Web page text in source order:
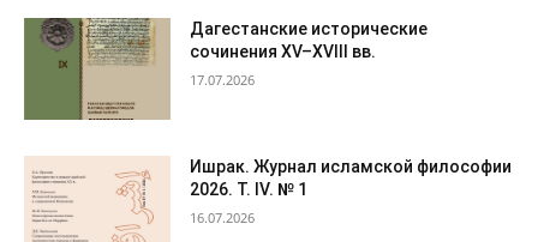
Дагестанские исторические
сочинения XV–XVIII вв.
17.07.2026
Ишрак. Журнал исламской философии
2026. Т. IV. № 1
16.07.2026